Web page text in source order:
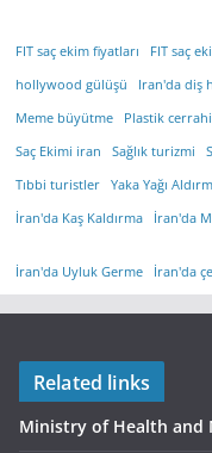
FIT saç ekim fiyatları FIT saç
hollywood gülüşü
Iran'da diş
Meme büyütme
Plastik
Saç Ekimi iran
Sağlık turizmi
Tıbbi turistler
Yaka Yağı
İran'da Kaş Kaldırma
İran'da
İran'da Uyluk Germe İran'da
Related links
Ministry of Health and